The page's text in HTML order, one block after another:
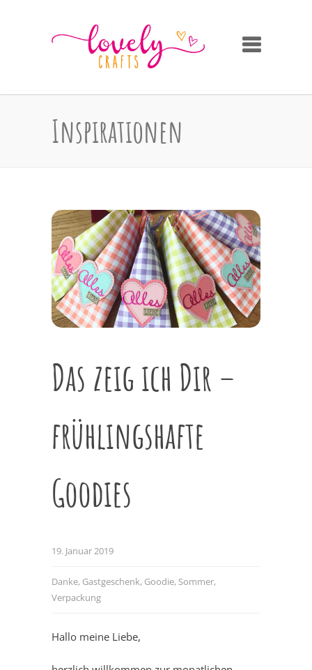
Inspirationen
Das zeig ich Dir –
frühlingshafte
Goodies
19. Januar 2019
Danke, Gastgeschenk, Goodie, Sommer,
Verpackung
Hallo meine Liebe,